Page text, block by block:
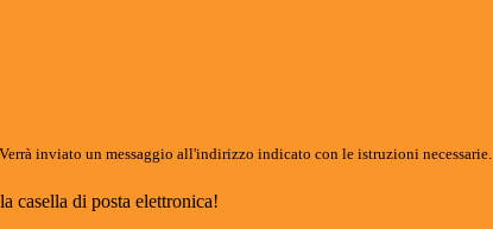
Verrà inviato un messaggio all'indirizzo indicato con le istruzioni necessarie.
casella di posta elettronica!